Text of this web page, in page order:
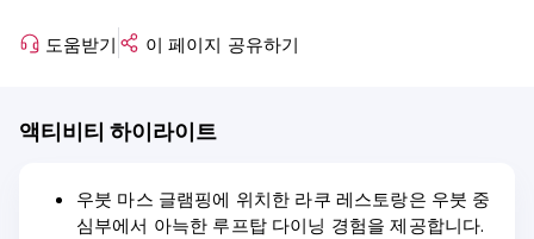
도움받기 이 페이지 공유하기
액티비티 하이라이트
우붓 마스 글램핑에 위치한 라쿠 레스토랑은 우붓 중
심부에서 아늑한 루프탑 다이닝 경험을 제공합니다.